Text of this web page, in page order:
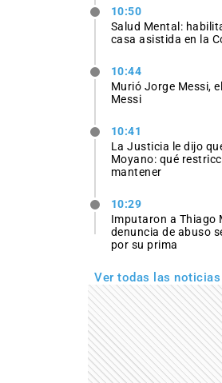
10:50
Salud Mental:
casa asistida en la
10:44
Murió Jorge Messi,
Messi
10:41
La Justicia le dijo
Moyano: qué
mantener
10:29
Imputaron a Thiago
denuncia de abuso
por su prima
Ver todas las noticias